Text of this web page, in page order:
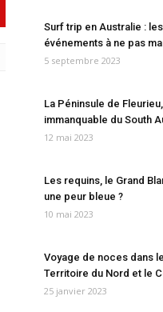
Surf trip en Australie : les
événements à ne pas
5 septembre 2023
La Péninsule de Fleurieu,
immanquable du South
12 mai 2023
Les requins, le Grand
une peur bleue ?
10 mai 2023
Voyage de noces dans le
Territoire du Nord et le
25 janvier 2023